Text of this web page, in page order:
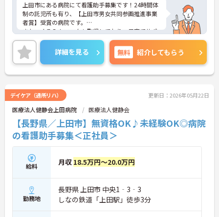
上田市にある病院にて看護助手募集です！24時間体
制の託児所も有り、【上田市男女共同参画推進事業
者賞】受賞の病院です。
また、くるみんマークも取得しており、子育てサポ
ートが整っている為、長く働きやすい環境が整えら
れています◎
ご興味ある方には、面接対策ポイントなど、さらに
詳細をお話しいたしますのでお気軽にご相談くださ
い！
詳細を見る 無料 紹介してもらう
デイケア（通所リハ） 更新日：2026年05月22日
医療法人健静会上田病院 医療法人健静会
【長野県／上田市】無資格OK♪未経験OK◎病院
の看護助手募集＜正社員＞
給料 月収 18.5万円～20.0万円
勤務地
長野県 上田市 中央1‐3‐3
しなの鉄道「上田駅」徒歩3分